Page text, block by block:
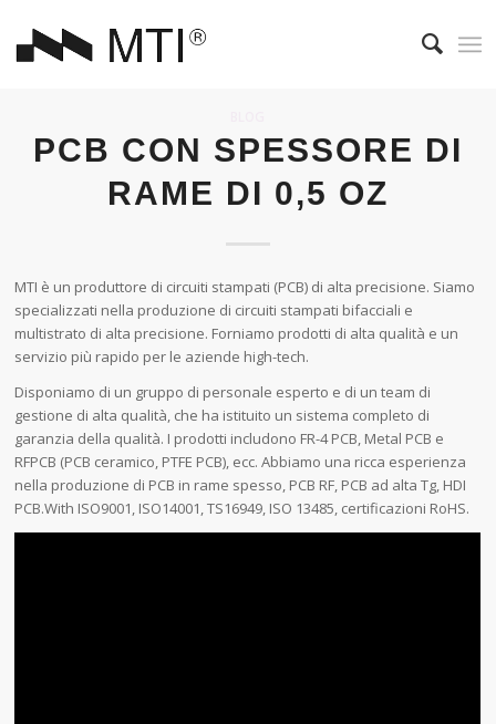
PCB CON SPESSORE DI
RAME DI 0,5 OZ
MTI è un produttore di circuiti stampati (PCB) di alta precisione. Siamo
specializzati nella produzione di circuiti stampati bifacciali e
multistrato di alta precisione. Forniamo prodotti di alta qualità e un
servizio più rapido per le aziende high-tech.
Disponiamo di un gruppo di personale esperto e di un team di
gestione di alta qualità, che ha istituito un sistema completo di
garanzia della qualità. I prodotti includono FR-4 PCB, Metal PCB e
RFPCB (PCB ceramico, PTFE PCB), ecc. Abbiamo una ricca esperienza
nella produzione di PCB in rame spesso, PCB RF, PCB ad alta Tg, HDI
PCB.With ISO9001, ISO14001, TS16949, ISO 13485, certificazioni RoHS.